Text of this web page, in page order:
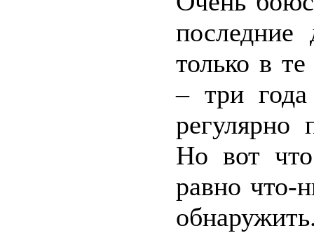
последние
только в
– три года
регулярно
Но вот
равно что-